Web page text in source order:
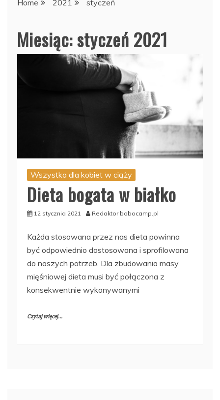
Home
2021 styczeń
Miesiąc:styczeń 2021
Wszystko dla kobiet w ciąży
Dieta bogata w białko
12 stycznia 2021 Redaktor bobocamp.pl
Każda stosowana przez nas dieta powinna
być odpowiednio dostosowana i sprofilowana
do naszych potrzeb. Dla zbudowania masy
mięśniowej dieta musi być połączona z
konsekwentnie wykonywanymi
Czytaj więcej...